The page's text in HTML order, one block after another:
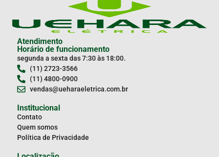
Atendimento
Horário de funcionamento
segunda a sexta das 7:30 às 18:00.
(11) 2723-3566
(11) 4800-0900
vendas@ueharaeletrica.com.br
Institucional
Contato
Quem somos
Política de Privacidade